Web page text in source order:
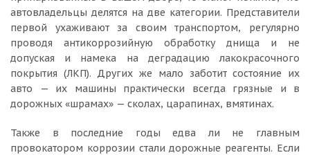
автовладельцы делятся на две категории. Представители
первой ухаживают за своим транспортом, регулярно
проводя антикоррозийную обработку днища и не
допуская и намека на деградацию лакокрасочного
покрытия (ЛКП). Других же мало заботит состояние их
авто — их машины практически всегда грязные и в
дорожных «шрамах» — сколах, царапинах, вмятинах.
Также в последние годы едва ли не главным
провокатором коррозии стали дорожные реагенты. Если